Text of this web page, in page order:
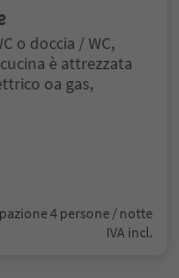
o doccia / WC,
è attrezzata
oa gas,
4 persone / notte
IVA incl.